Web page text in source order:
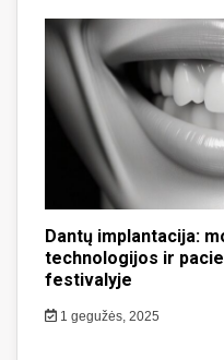
Dantų implantacija:
technologijos ir
festivalyje
1 gegužės, 2025